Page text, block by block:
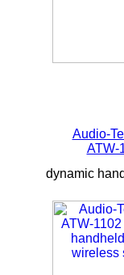
Audio-
ATW-
dynamic